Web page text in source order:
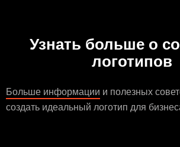
Узнать больше о
логотипов
Больше информации и полезных
создать идеальный логотип для